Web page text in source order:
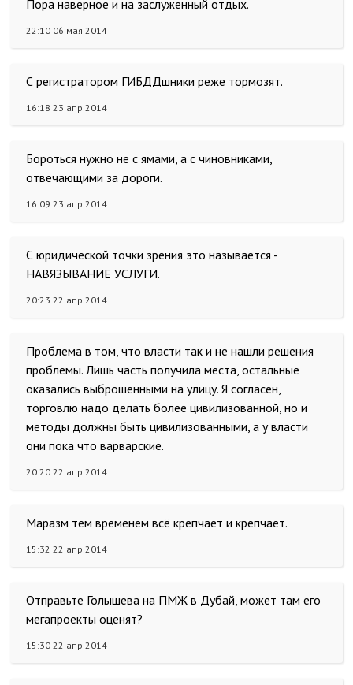
Пора наверное и на заслуженный отдых.
22:10 06 мая 2014
С регистратором ГИБДДшники реже тормозят.
16:18 23 апр 2014
Бороться нужно не с ямами, а с чиновниками,
отвечающими за дороги.
16:09 23 апр 2014
С юридической точки зрения это называется -
НАВЯЗЫВАНИЕ УСЛУГИ.
20:23 22 апр 2014
Проблема в том, что власти так и не нашли решения
проблемы. Лишь часть получила места, остальные
оказались выброшенными на улицу. Я согласен,
торговлю надо делать более цивилизованной, но и
методы должны быть цивилизованными, а у власти
они пока что варварские.
20:20 22 апр 2014
Маразм тем временем всё крепчает и крепчает.
15:32 22 апр 2014
Отправьте Голышева на ПМЖ в Дубай, может там его
мегапроекты оценят?
15:30 22 апр 2014